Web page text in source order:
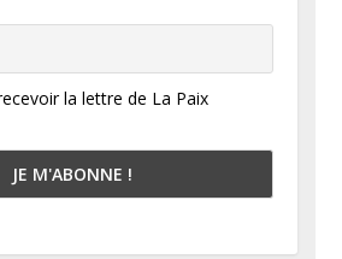
la lettre de La Paix